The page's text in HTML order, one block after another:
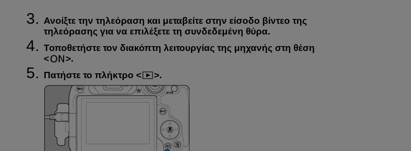
Ανοίξτε την τηλεόραση και μεταβείτε στην είσοδο βίντεο της
τηλεόρασης για να επιλέξετε τη συνδεδεμένη θύρα.
Τοποθετήστε τον διακόπτη λειτουργίας της μηχανής στη θέση
.
Πατήστε το πλήκτρο
.